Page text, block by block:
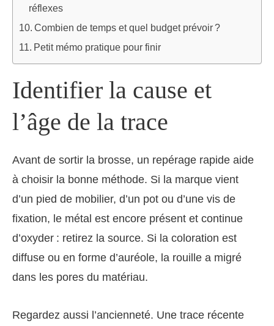
réflexes
Combien de temps et quel budget prévoir ?
Petit mémo pratique pour finir
Identifier la cause et
l’âge de la trace
Avant de sortir la brosse, un repérage rapide aide
à choisir la bonne méthode. Si la marque vient
d’un pied de mobilier, d’un pot ou d’une vis de
fixation, le métal est encore présent et continue
d’oxyder : retirez la source. Si la coloration est
diffuse ou en forme d’auréole, la rouille a migré
dans les pores du matériau.
Regardez aussi l’ancienneté. Une trace récente